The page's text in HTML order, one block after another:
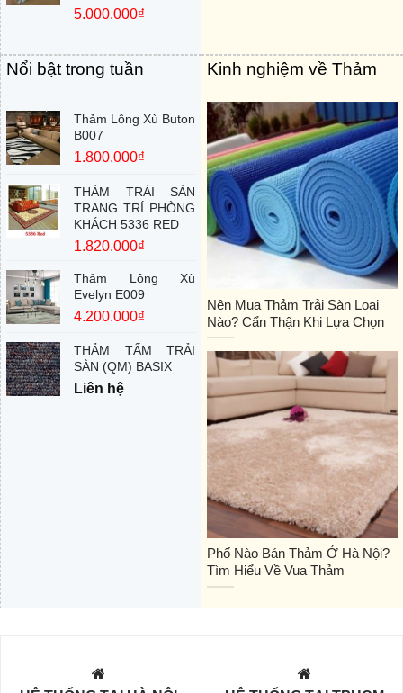
5.000.000₫
Nổi bật trong tuần
Thảm Lông Xù Buton
B007
1.800.000₫
THẢM TRẢI SÀN
TRANG TRÍ PHÒNG
KHÁCH 5336 RED
1.820.000₫
Thảm Lông Xù
Evelyn E009
4.200.000₫
THẢM TẤM TRẢI
SÀN (QM) BASIX
Liên hệ
Kinh nghiệm về Thảm
Nên Mua Thảm Trải Sàn Loại
Nào? Cẩn Thận Khi Lựa Chọn
Phố Nào Bán Thảm Ở Hà Nội?
Tìm Hiểu Về Vua Thảm